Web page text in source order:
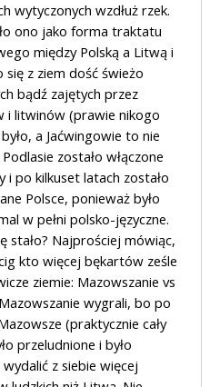
wytyczonych wzdłuż rzek.
ono jako forma traktatu
między Polską a Litwą i
się z ziem dość świeżo
bądź zajętych przez
i litwinów (prawie nikogo
a Jaćwingowie to nie
zostało włączone
i po kilkuset latach zostało
Polsce, ponieważ było
w pełni polsko-języczne.
stało? Najprościej mówiąc,
kto więcej bękartów ześle
ziemie: Mazowszanie vs
wygrali, bo po
(praktycznie cały
przeludnione i było
z siebie więcej